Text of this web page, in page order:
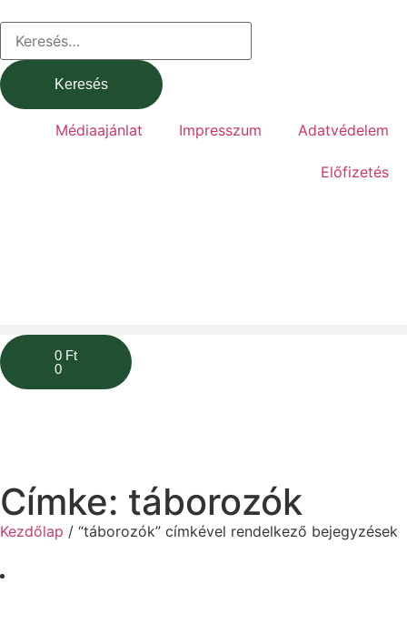
Médiaajánlat Impresszum Adatvédelem
Előfizetés
0 Ft
0
Címke: táborozók
Kezdőlap / “táborozók” címkével rendelkező bejegyzések